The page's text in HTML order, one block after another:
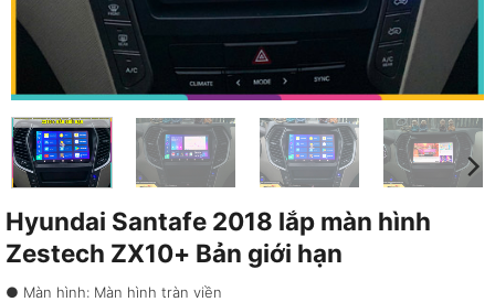
Hyundai Santafe 2018 lắp màn hình
Zestech ZX10+ Bản giới hạn
● Màn hình: Màn hình tràn viền